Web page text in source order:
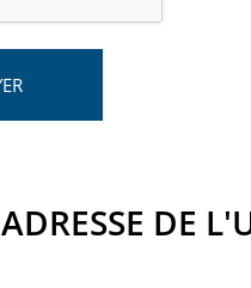
ADRESSE DE